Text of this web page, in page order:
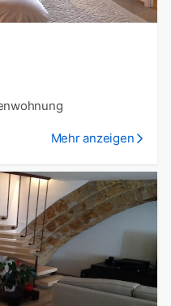
Mehr anzeigen